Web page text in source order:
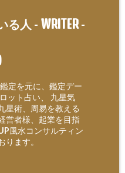
る人 - WRITER-
定を元に、鑑定デー
ット占い、 九星気
星術、周易を教える
営者様、起業を目指
風水コンサルティン
ります。